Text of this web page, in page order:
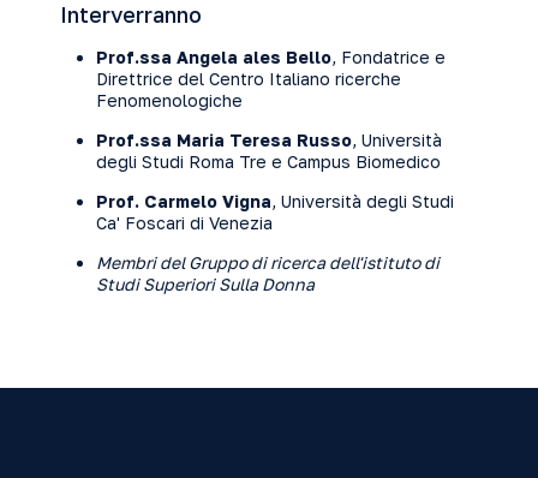
Interverranno
Prof.ssa Angela ales Bello, Fondatrice e
Direttrice del Centro Italiano ricerche
Fenomenologiche
Prof.ssa Maria Teresa Russo, Università
degli Studi Roma Tre e Campus Biomedico
Prof. Carmelo Vigna, Università degli Studi
Ca' Foscari di Venezia
Membri del Gruppo di ricerca dell'istituto di
Studi Superiori Sulla Donna